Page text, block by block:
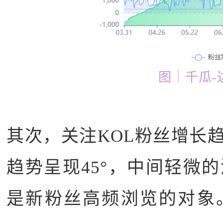
图｜千瓜-
其次，关注KOL粉丝增长
趋势呈现45°，中间轻微
是新粉丝高频浏览的对